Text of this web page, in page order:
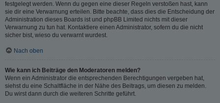
festgelegt werden. Wenn du gegen eine dieser Regeln verstoßen hast, kann
sie dir eine Verwarnung erteilen. Bitte beachte, dass dies die Entscheidung der
Administration dieses Boards ist und phpBB Limited nichts mit dieser
Verwarnung zu tun hat. Kontaktiere einen Administrator, sofern du die nicht
sicher bist, wieso du verwarnt wurdest.
Nach oben
Wie kann ich Beiträge den Moderatoren melden?
Wenn ein Administrator die entsprechenden Berechtigungen vergeben hat,
siehst du eine Schaltfläche in der Nähe des Beitrags, um diesen zu melden.
Du wirst dann durch die weiteren Schritte geführt.